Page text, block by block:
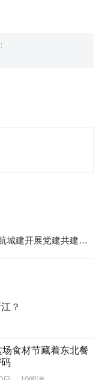
中交二航局临空片区项目部与长沙临空远航城建开展党建共建活动
？
食材节藏着东北餐